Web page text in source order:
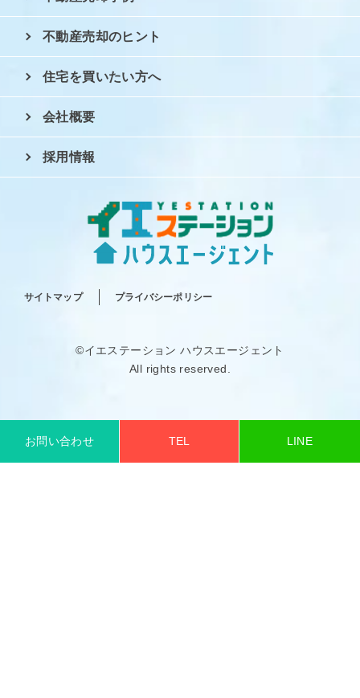
サイトマップ プライバシーポリシー
不動産売却のヒント
住宅を買いたい方へ
会社概要
採用情報
©イエステーション ハウスエージェント
All rights reserved.
お問い合わせ TEL LINE